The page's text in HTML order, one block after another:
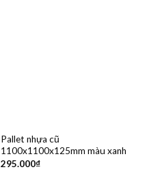
Pallet nhựa cũ
1100x1100x125mm màu xanh
295.000₫